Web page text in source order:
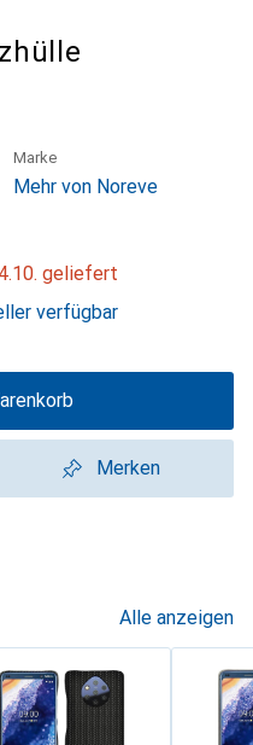
Marke
Mehr von Noreve
geliefert
verfügbar
Merken
Alle anzeigen